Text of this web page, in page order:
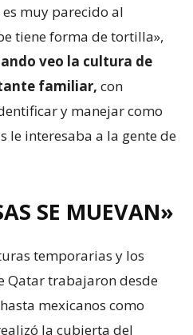
muy parecido al
tiene forma de tortilla»,
veo la cultura de
familiar, con
y manejar como
le interesaba a la gente de
SE MUEVAN»
temporarias y los
Qatar trabajaron desde
mexicanos como
la cubierta del